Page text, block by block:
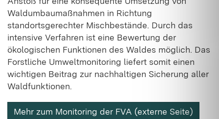
Waldumbaumaßnahmen in Richtung
standortsgerechter Mischbestände. Durch das
intensive Verfahren ist eine Bewertung der
ökologischen Funktionen des Waldes möglich. Das
Forstliche Umweltmonitoring liefert somit einen
wichtigen Beitrag zur nachhaltigen Sicherung aller
Waldfunktionen.
Mehr zum Monitoring der FVA (externe Seite)